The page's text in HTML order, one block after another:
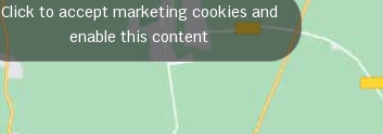
Click to accept marketing cookies and
enable this content